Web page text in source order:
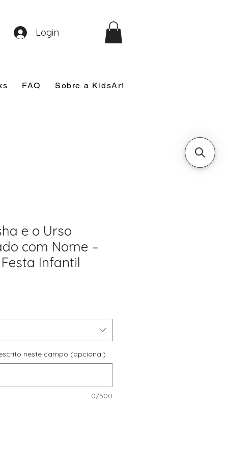
FAQ Sobre a KidsArt
Login
e o Urso
com Nome –
Infantil
neste campo (opcional)
0/500